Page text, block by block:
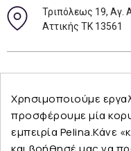
Τριπόλεως 19, Αγ.
Αττικής ΤΚ 13561
Χρησιμοποιούμε
προσφέρουμε μία
εμπειρία Pelina.Κάνε